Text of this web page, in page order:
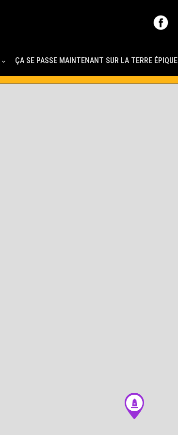
ÇA SE PASSE MAINTENANT SUR LA TERRE ÉPIQUE